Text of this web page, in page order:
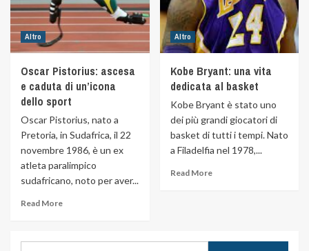
Altro
Oscar Pistorius: ascesa
e caduta di un’icona
dello sport
Oscar Pistorius, nato a
Pretoria, in Sudafrica, il 22
novembre 1986, è un ex
atleta paralimpico
sudafricano, noto per aver...
Read More
Altro
Kobe Bryant: una vita
dedicata al basket
Kobe Bryant è stato uno
dei più grandi giocatori di
basket di tutti i tempi. Nato
a Filadelfia nel 1978,...
Read More